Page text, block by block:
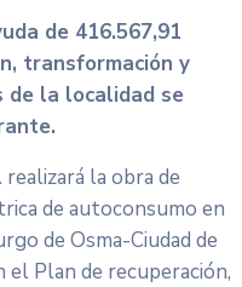
de 416.567,91
transformación y
de la localidad se
realizará la obra de
de autoconsumo en
de Osma-Ciudad de
el Plan de recuperación,